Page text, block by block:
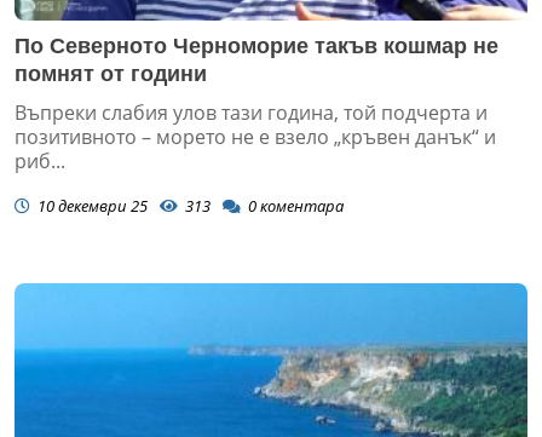
По Северното Черноморие такъв кошмар не
помнят от години
Въпреки слабия улов тази година, той подчерта и
позитивното – морето не е взело „кръвен данък“ и
риб...
10 декември 25 313 0коментара